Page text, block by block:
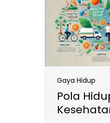
Gaya Hidup
Pola